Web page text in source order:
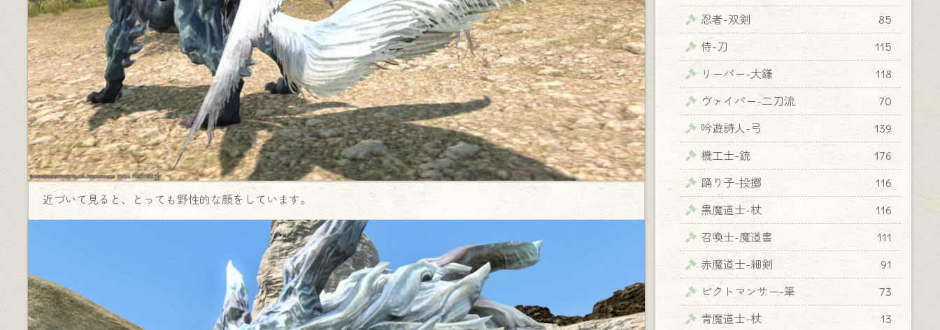
近づいて見ると、とっても野性的な顔をしています。
忍者-双剣
85
侍-刀
115
リーパー-大鎌
118
ヴァイパー-二刀流
70
吟遊詩人-弓
139
機工士-銃
176
踊り子-投擲
116
黒魔道士-杖
116
召喚士-魔道書
111
赤魔道士-細剣
91
ピクトマンサー-筆
73
青魔道士-杖
13